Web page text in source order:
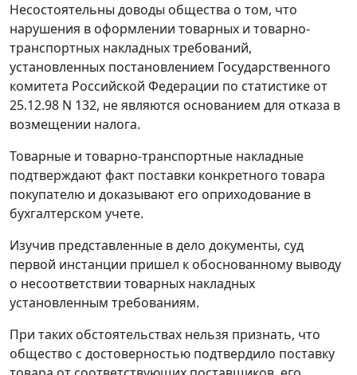
Несостоятельны доводы общества о том, что
нарушения в оформлении товарных и товарно-
транспортных накладных требований,
установленных постановлением Государственного
комитета Российской Федерации по статистике от
25.12.98 N 132, не являются основанием для отказа в
возмещении налога.
Товарные и товарно-транспортные накладные
подтверждают факт поставки конкретного товара
покупателю и доказывают его оприходование в
бухгалтерском учете.
Изучив представленные в дело документы, суд
первой инстанции пришел к обоснованному выводу
о несоответствии товарных накладных
установленным требованиям.
При таких обстоятельствах нельзя признать, что
общество с достоверностью подтвердило поставку